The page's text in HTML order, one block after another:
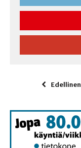
Edellinen